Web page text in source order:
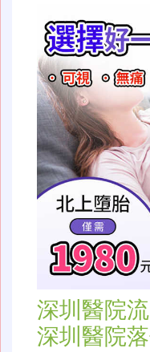
深圳醫院
深圳醫院